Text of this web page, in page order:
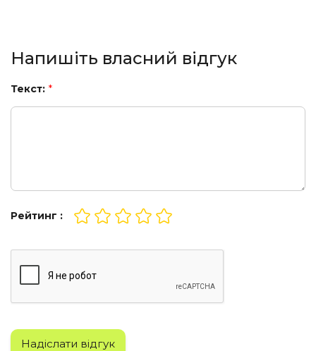
Напишіть власний відгук
Текст: *
Рейтинг :
Надіслати відгук